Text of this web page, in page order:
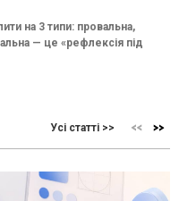
на 3 типи: провальна,
— це «рефлексія під
Усі статті >>